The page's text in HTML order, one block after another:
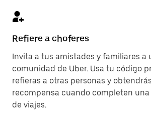
Refiere a choferes
Invita a tus amistades y familiares a
comunidad de Uber. Usa tu código
refieras a otras personas y
recompensa cuando completen
de viajes.